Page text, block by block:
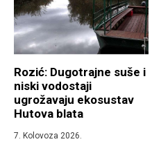
Rozić: Dugotrajne suše i
niski vodostaji
ugrožavaju ekosustav
Hutova blata
7. Kolovoza 2026.